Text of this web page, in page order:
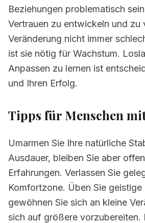
Beziehungen problematisch
Vertrauen zu entwickeln und zu
Veränderung nicht immer
ist sie nötig für Wachstum.
Anpassen zu lernen ist
und Ihren Erfolg.
Tipps für Menschen
Umarmen Sie Ihre natürliche
Ausdauer, bleiben Sie aber
Erfahrungen. Verlassen Sie
Komfortzone. Üben Sie
gewöhnen Sie sich an kleine
sich auf größere vorzubereiten.